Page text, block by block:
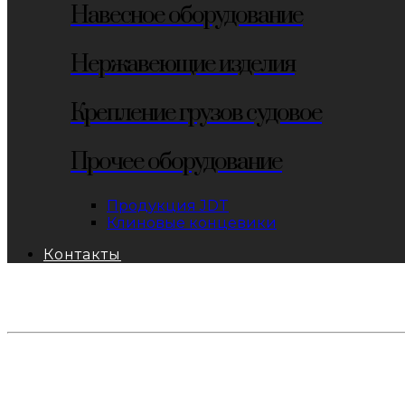
Навесное оборудование
Нержавеющие изделия
Крепление грузов судовое
Прочее оборудование
Продукция JDT
Клиновые концевики
Контакты